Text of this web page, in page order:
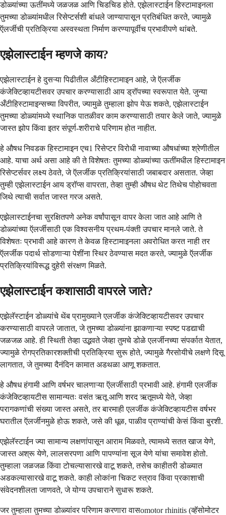
डोळ्यांच्या ऊतींमध्ये जळजळ आणि चिडचिड होते. एझेलास्टाईन हिस्टामाइनला
तुमच्या डोळ्यांमधील रिसेप्टर्सशी बांधले जाण्यापासून प्रतिबंधित करते, ज्यामुळे
ऍलर्जीची प्रतिक्रिया अस्वस्थता निर्माण करण्यापूर्वीच प्रभावीपणे थांबते.
एझेलास्टाईन म्हणजे काय?
एझेलास्टाईन हे दुसऱ्या पिढीतील अँटीहिस्टामाइन आहे, जे ऍलर्जीक
कंजेक्टिव्हायटीसवर उपचार करण्यासाठी आय ड्रॉपच्या स्वरूपात येते. जुन्या
अँटीहिस्टामाइन्सच्या विपरीत, ज्यामुळे तुम्हाला झोप येऊ शकते, एझेलास्टाईन
तुमच्या डोळ्यांमध्ये स्थानिक पातळीवर काम करण्यासाठी तयार केले जाते, ज्यामुळे
जास्त झोप किंवा इतर संपूर्ण-शरीराचे परिणाम होत नाहीत.
हे औषध निवडक हिस्टामाइन एच1 रिसेप्टर विरोधी नावाच्या औषधांच्या श्रेणीतील
आहे. याचा अर्थ असा आहे की ते विशेषतः तुमच्या डोळ्यांच्या ऊतींमधील हिस्टामाइन
रिसेप्टर्सवर लक्ष्य ठेवते, जे ऍलर्जीक प्रतिक्रियांसाठी जबाबदार असतात. जेव्हा
तुम्ही एझेलास्टाईन आय ड्रॉप्स वापरता, तेव्हा तुम्ही औषध थेट तिथेच पोहोचवता
जिथे त्याची सर्वात जास्त गरज असते.
एझेलास्टाईनचा सुरक्षितपणे अनेक वर्षांपासून वापर केला जात आहे आणि ते
डोळ्यांच्या ऍलर्जीसाठी एक विश्वसनीय प्रथम-पंक्ती उपचार मानले जाते. ते
विशेषतः प्रभावी आहे कारण ते केवळ हिस्टामाइनला अवरोधित करत नाही तर
ऍलर्जीक पदार्थ सोडणाऱ्या पेशींना स्थिर ठेवण्यास मदत करते, ज्यामुळे ऍलर्जीक
प्रतिक्रियांविरूद्ध दुहेरी संरक्षण मिळते.
एझेलास्टाईन कशासाठी वापरले जाते?
एझेलॅस्टाईन डोळ्यांचे थेंब प्रामुख्याने एलर्जीक कंजेक्टिव्हायटीसवर उपचार
करण्यासाठी वापरले जातात, जे तुमच्या डोळ्यांना झाकणाऱ्या स्पष्ट पडद्याची
जळजळ आहे. ही स्थिती तेव्हा उद्भवते जेव्हा तुमचे डोळे एलर्जीनच्या संपर्कात येतात,
ज्यामुळे रोगप्रतिकारशक्तीची प्रतिक्रिया सुरू होते, ज्यामुळे गैरसोयीचे लक्षणे दिसू
लागतात, जे तुमच्या दैनंदिन कामात अडथळा आणू शकतात.
हे औषध हंगामी आणि वर्षभर चालणाऱ्या ऍलर्जीसाठी प्रभावी आहे. हंगामी एलर्जीक
कंजेक्टिव्हायटीस सामान्यतः वसंत ऋतू आणि शरद ऋतूमध्ये येते, जेव्हा
परागकणांची संख्या जास्त असते, तर बारमाही एलर्जीक कंजेक्टिव्हायटीस वर्षभर
घरातील ऍलर्जीनमुळे होऊ शकते, जसे की धूळ, पाळीव प्राण्यांची केसं किंवा बुरशी.
एझेलॅस्टाईन ज्या सामान्य लक्षणांपासून आराम मिळवते, त्यामध्ये सतत खाज येणे,
जास्त अश्रू येणे, लालसरपणा आणि पापण्यांना सूज येणे यांचा समावेश होतो.
तुम्हाला जळजळ किंवा टोचल्यासारखे वाटू शकते, तसेच काहीतरी डोळ्यात
अडकल्यासारखे वाटू शकते. काही लोकांना चिकट स्त्राव किंवा प्रकाशाची
संवेदनशीलता जाणवते, जे योग्य उपचाराने सुधारू शकते.
जर तुम्हाला तुमच्या डोळ्यांवर परिणाम करणारा वासomotor rhinitis (व्हॅसोमोटर